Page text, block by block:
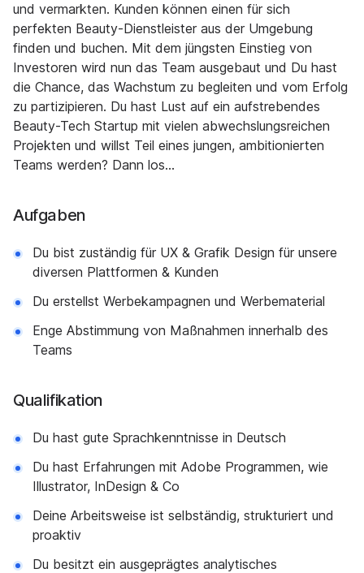
und vermarkten. Kunden können einen für sich
perfekten Beauty-Dienstleister aus der Umgebung
finden und buchen. Mit dem jüngsten Einstieg von
Investoren wird nun das Team ausgebaut und Du hast
die Chance, das Wachstum zu begleiten und vom Erfolg
zu partizipieren. Du hast Lust auf ein aufstrebendes
Beauty-Tech Startup mit vielen abwechslungsreichen
Projekten und willst Teil eines jungen, ambitionierten
Teams werden? Dann los…
Aufgaben
Du bist zuständig für UX & Grafik Design für unsere
diversen Plattformen & Kunden
Du erstellst Werbekampagnen und Werbematerial
Enge Abstimmung von Maßnahmen innerhalb des
Teams
Qualifikation
Du hast gute Sprachkenntnisse in Deutsch
Du hast Erfahrungen mit Adobe Programmen, wie
Illustrator, InDesign & Co
Deine Arbeitsweise ist selbständig, strukturiert und
proaktiv
Du besitzt ein ausgeprägtes analytisches